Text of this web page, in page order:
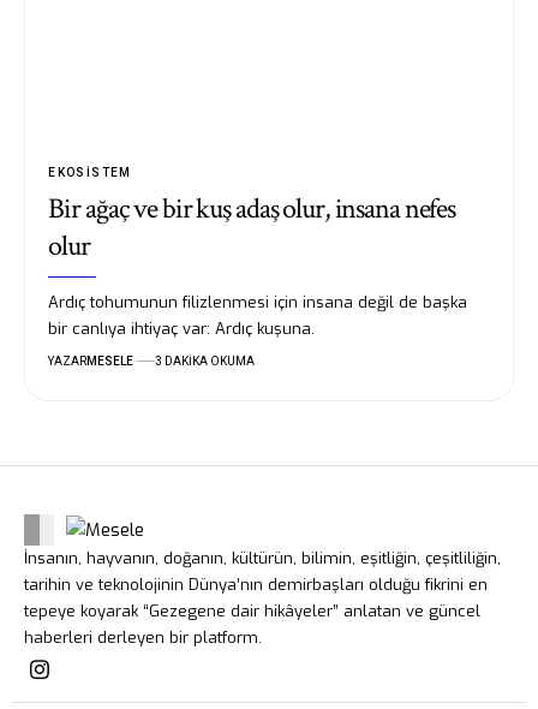
EKOSISTEM
Bir ağaç ve bir kuş adaş olur, insana nefes
olur
Ardıç tohumunun filizlenmesi için insana değil de başka
bir canlıya ihtiyaç var: Ardıç kuşuna.
YAZARMESELE 3 DAKIKA OKUMA
İnsanın, hayvanın, doğanın, kültürün, bilimin, eşitliğin, çeşitliliğin,
tarihin ve teknolojinin Dünya’nın demirbaşları olduğu fikrini en
tepeye koyarak “Gezegene dair hikâyeler” anlatan ve güncel
haberleri derleyen bir platform.